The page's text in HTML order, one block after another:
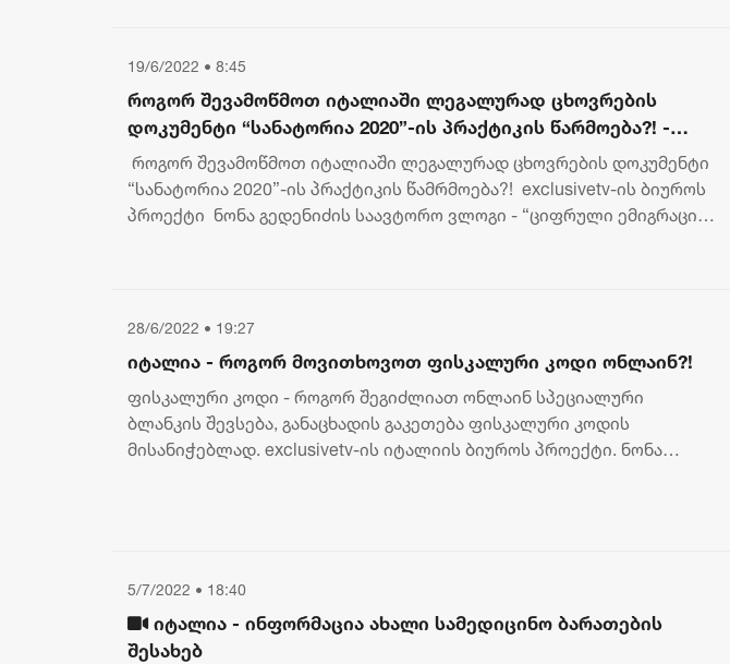
19/6/2022 • 8:45
როგორ შევამოწმოთ იტალიაში ლეგალურად ცხოვრების
დოკუმენტი “სანატორია 2020”-ის პრაქტიკის წარმოება?! -
გადაცემა "ციფრული ემიგრაცია"
როგორ შევამოწმოთ იტალიაში ლეგალურად ცხოვრების დოკუმენტი
“სანატორია 2020”-ის პრაქტიკის წამრმოება?! exclusivetv-ის ბიუროს
პროექტი ნონა გედენიძის საავტორო ვლოგი - “ციფრული ემიგრაცია”
28/6/2022 • 19:27
იტალია - როგორ მოვითხოვოთ ფისკალური კოდი ონლაინ?!
ფისკალური კოდი - როგორ შეგიძლიათ ონლაინ სპეციალური
ბლანკის შევსება, განაცხადის გაკეთება ფისკალური კოდის
მისანიჭებლად. exclusivetv-ის იტალიის ბიუროს პროექტი. ნონა
5/7/2022 • 18:40
იტალია - ინფორმაცია ახალი სამედიცინო ბარათების
შესახებ
„ბორჯღალოსნებმა“ ჩილეს
ნაკრები დაამარცხეს